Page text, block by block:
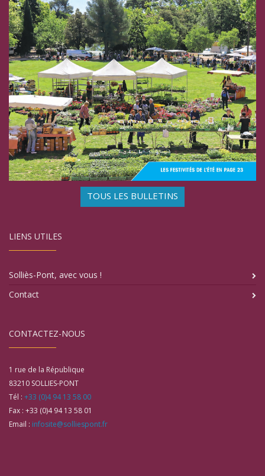
TOUS LES BULLETINS
LIENS UTILES
Solliès-Pont, avec vous !
Contact
CONTACTEZ-NOUS
1 rue de la République
83210 SOLLIES-PONT
Tél : +33 (0)4 94 13 58 00
Fax : +33 (0)4 94 13 58 01
Email : infosite@solliespont.fr